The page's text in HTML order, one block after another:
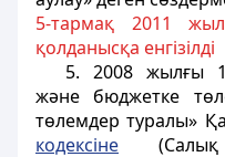
5-тармақ 2011
қолданысқа енгізілді
5. 2008 жылғы
және бюджетке
төлемдер туралы»
кодексіне (Салық